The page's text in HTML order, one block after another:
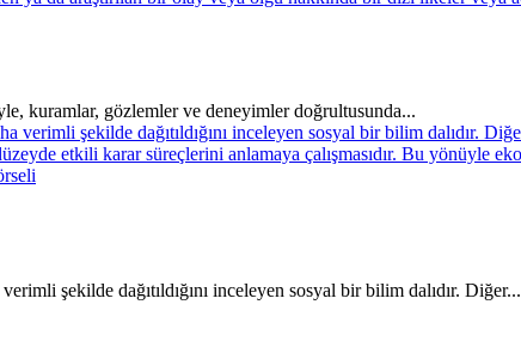
kuramlar, gözlemler ve deneyimler doğrultusunda...
şekilde dağıtıldığını inceleyen sosyal bir bilim dalıdır. Diğer...